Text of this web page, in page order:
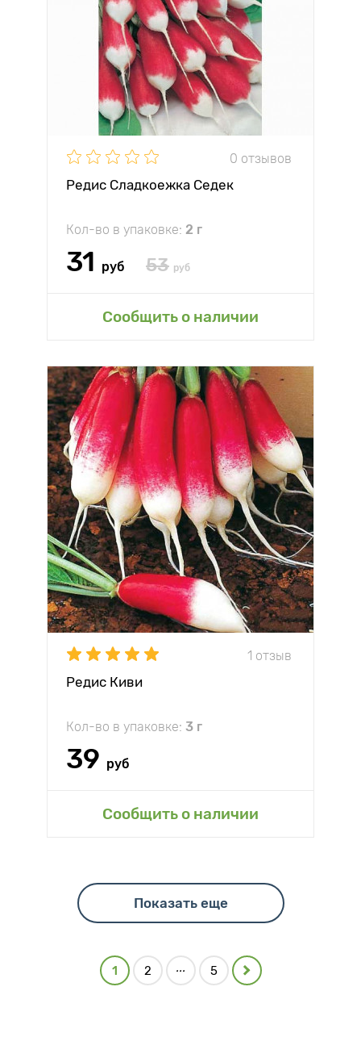
0 отзывов
Редис Сладкоежка Седек
Кол-во в упаковке: 2 г
31 руб 53 руб
Сообщить о наличии
1 отзыв
Редис Киви
Кол-во в упаковке: 3 г
39 руб
Сообщить о наличии
Показать еще
1 2 ... 5